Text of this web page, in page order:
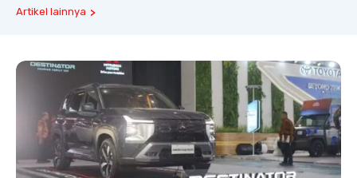
Artikel lainnya